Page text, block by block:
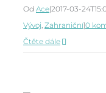
Od Ace|2017-03-
Vývoj, Zahraniční|0
Čtěte dále